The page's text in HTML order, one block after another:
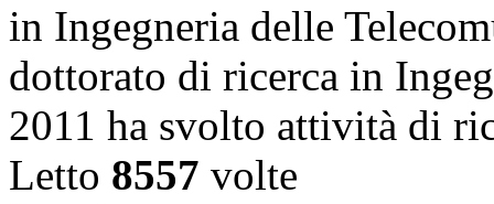
in Ingegneria delle
dottorato di ricerca in
2011 ha svolto attività di
Letto 8557 volte